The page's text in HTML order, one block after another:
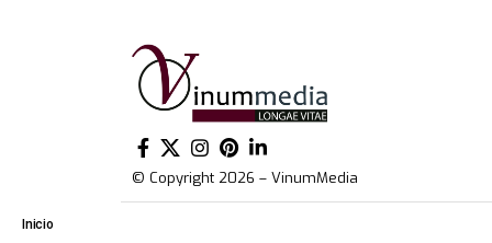
© Copyright 2026 – VinumMedia
Inicio